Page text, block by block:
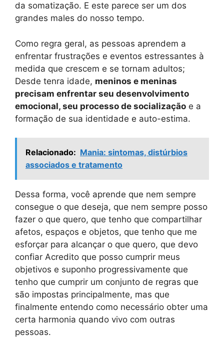
da somatização. E este parece ser um dos
grandes males do nosso tempo.
Como regra geral, as pessoas aprendem a
enfrentar frustrações e eventos estressantes à
medida que crescem e se tornam adultos;
Desde tenra idade, meninos e meninas
precisam enfrentar seu desenvolvimento
emocional, seu processo de socialização e a
formação de sua identidade e auto-estima.
Relacionado: Mania: sintomas, distúrbios
associados e tratamento
Dessa forma, você aprende que nem sempre
consegue o que deseja, que nem sempre posso
fazer o que quero, que tenho que compartilhar
afetos, espaços e objetos, que tenho que me
esforçar para alcançar o que quero, que devo
confiar Acredito que posso cumprir meus
objetivos e suponho progressivamente que
tenho que cumprir um conjunto de regras que
são impostas principalmente, mas que
finalmente entendo como necessário obter uma
certa harmonia quando vivo com outras
pessoas.